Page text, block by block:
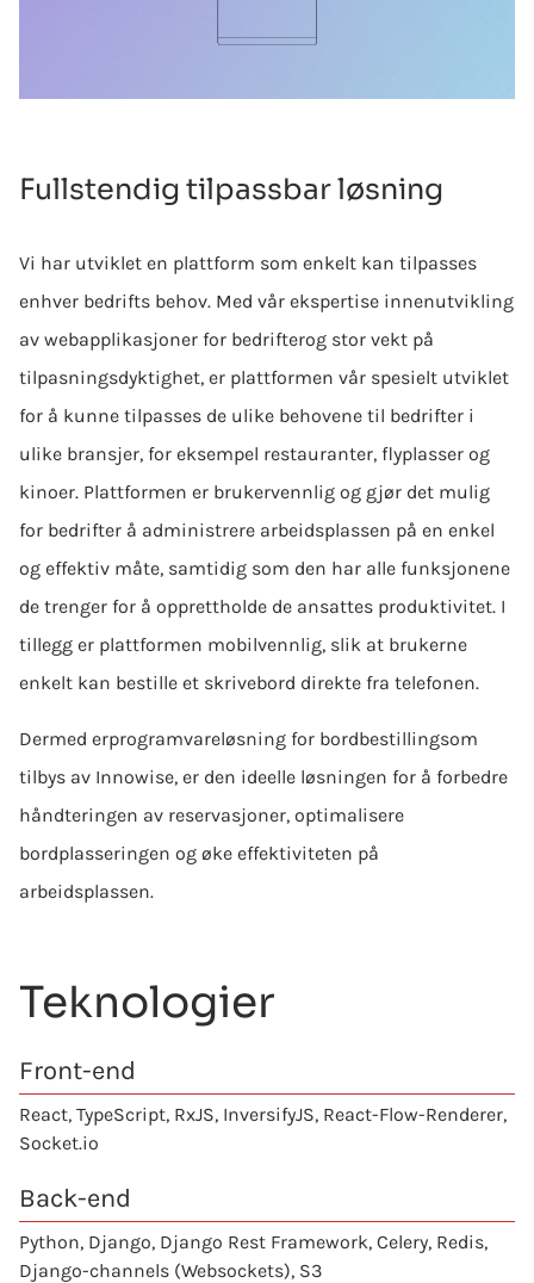
Fullstendig tilpassbar løsning
Vi har utviklet en plattform som enkelt kan tilpasses
enhver bedrifts behov. Med vår ekspertise innenutvikling
av webapplikasjoner for bedrifterog stor vekt på
tilpasningsdyktighet, er plattformen vår spesielt utviklet
for å kunne tilpasses de ulike behovene til bedrifter i
ulike bransjer, for eksempel restauranter, flyplasser og
kinoer. Plattformen er brukervennlig og gjør det mulig
for bedrifter å administrere arbeidsplassen på en enkel
og effektiv måte, samtidig som den har alle funksjonene
de trenger for å opprettholde de ansattes produktivitet. I
tillegg er plattformen mobilvennlig, slik at brukerne
enkelt kan bestille et skrivebord direkte fra telefonen.
Dermed erprogramvareløsning for bordbestillingsom
tilbys av Innowise, er den ideelle løsningen for å forbedre
håndteringen av reservasjoner, optimalisere
bordplasseringen og øke effektiviteten på
arbeidsplassen.
Teknologier
Front-end
React, TypeScript, RxJS, InversifyJS, React-Flow-Renderer,
Socket.io
Back-end
Python, Django, Django Rest Framework, Celery, Redis,
Django-channels (Websockets), S3